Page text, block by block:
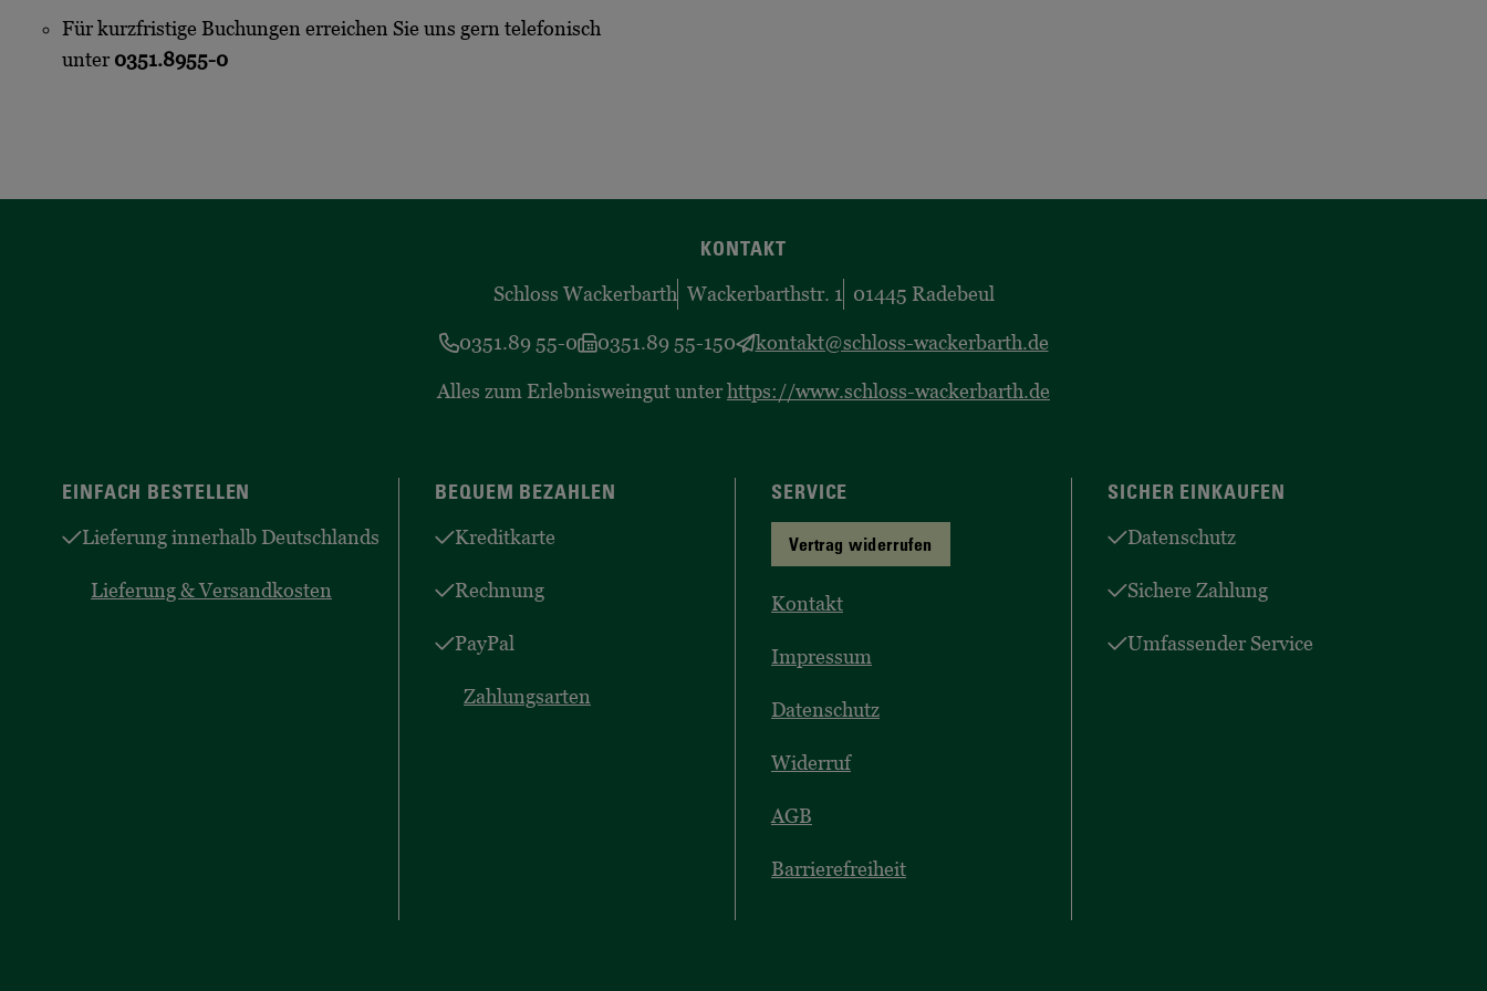
Für kurzfristige Buchungen erreichen Sie uns gern telefonisch
unter 0351.8955-0
KONTAKT
Schloss Wackerbarth Wackerbarthstr. 1 01445 Radebeul
0351.89 55-0 0351.89 55-150 kontakt@schloss-wackerbarth.de
Alles zum Erlebnisweingut unter https://www.schloss-wackerbarth.de
EINFACH BESTELLEN
Lieferung innerhalb Deutschlands
Lieferung & Versandkosten
BEQUEM BEZAHLEN
Kreditkarte
Rechnung
PayPal
Zahlungsarten
SERVICE
Vertrag widerrufen
Kontakt
Impressum
Datenschutz
Widerruf
AGB
Barrierefreiheit
SICHER EINKAUFEN
Datenschutz
Sichere Zahlung
Umfassender Service